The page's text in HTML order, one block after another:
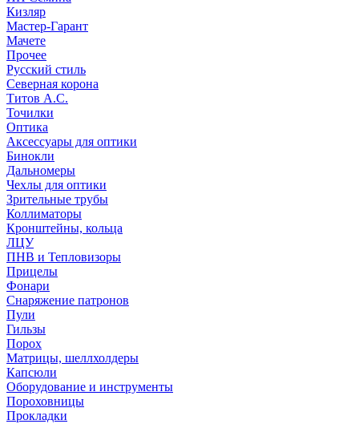
Кизляр
Мастер-Гарант
Мачете
Прочее
Русский стиль
Северная корона
Титов А.С.
Точилки
Оптика
Аксессуары для оптики
Бинокли
Дальномеры
Чехлы для оптики
Зрительные трубы
Коллиматоры
Кронштейны, кольца
ЛЦУ
ПНВ и Тепловизоры
Прицелы
Фонари
Снаряжение патронов
Пули
Гильзы
Порох
Матрицы, шеллхолдеры
Капсюли
Оборудование и инструменты
Пороховницы
Прокладки